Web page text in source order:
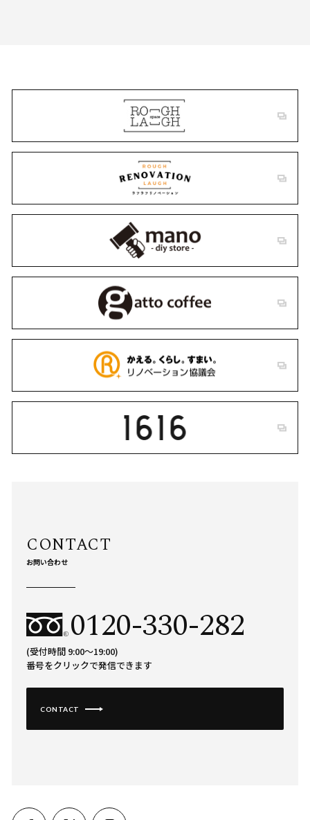
お問い合わせ
0120-330-282
(受付時間 9:00〜19:00)
番号をクリックで発信できます
CONTACT